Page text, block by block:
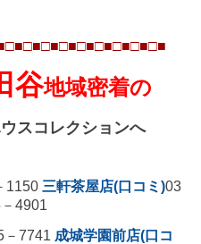
□■□■
谷地域密着の
スコレクションへ
1150 三軒茶屋店(口コミ)03
－ 4901
－ 7741 成城学園前店(口コ